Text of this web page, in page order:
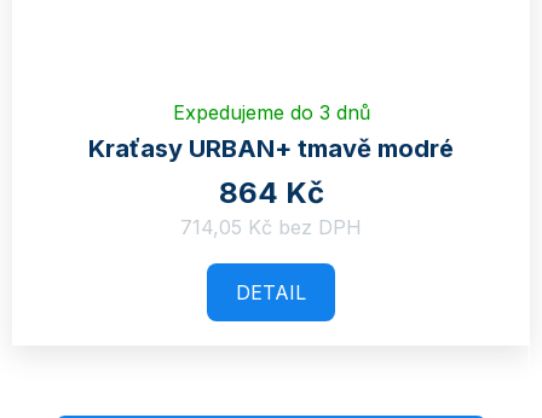
Expedujeme do 3 dnů
Kraťasy URBAN+ tmavě modré
864 Kč
714,05 Kč bez DPH
DETAIL